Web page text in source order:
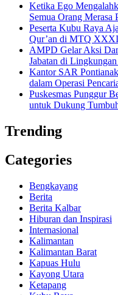
Ketika Ego
Semua Orang Merasa
Peserta Kubu Raya
Qur’an di MTQ
AMPD Gelar Aksi
Jabatan di
Kantor SAR
dalam Operasi
Puskesmas Punggur
untuk Dukung
Trending
Categories
Bengkayang
Berita
Berita Kalbar
Hiburan dan Inspirasi
Internasional
Kalimantan
Kalimantan Barat
Kapuas Hulu
Kayong Utara
Ketapang